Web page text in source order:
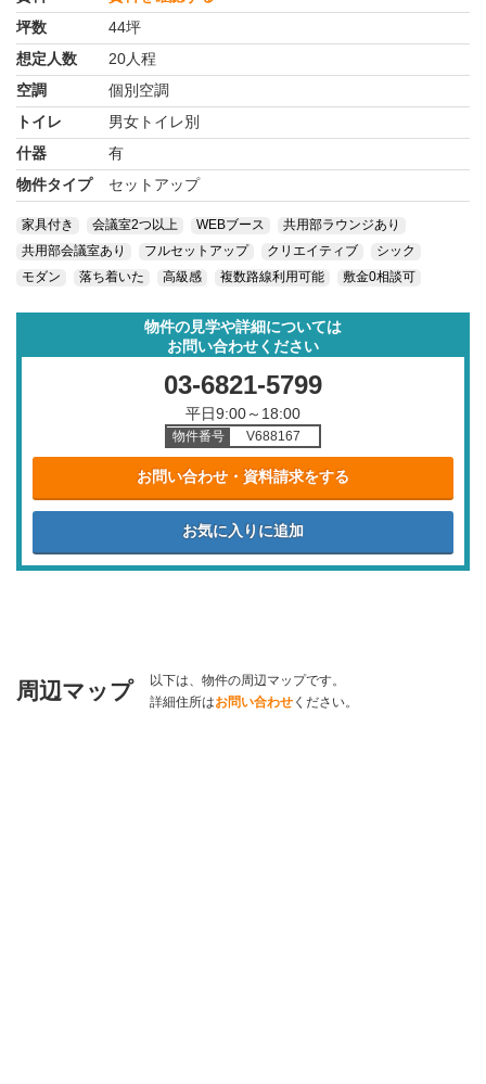
坪数
44坪
想定人数
20人程
空調
個別空調
トイレ
男女トイレ別
什器
有
物件タイプ
セットアップ
家具付き 会議室2つ以上 WEBブース
共用部ラウンジあり
共用部会議室あり
フルセットアップ クリエイティブ
シック
モダン
落ち着いた 高級感 複数路線利用可能 敷金0相談可
物件の見学や詳細については
お問い合わせください
03-6821-5799
平日9:00～18:00
物件番号 V688167
お問い合わせ・資料請求をする
周辺マップ
以下は、物件の周辺マップです。
詳細住所はお問い合わせ ください。